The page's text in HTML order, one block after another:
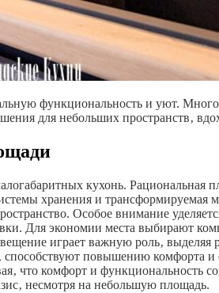
функциональность и уют. Много
для небольших пространств‚
кухонь. Рациональная
хранения и
Особое внимание
Для экономии места выбирают
играет важную роль‚
повышению комфорта
что комфорт и
несмотря на небольшую площадь.